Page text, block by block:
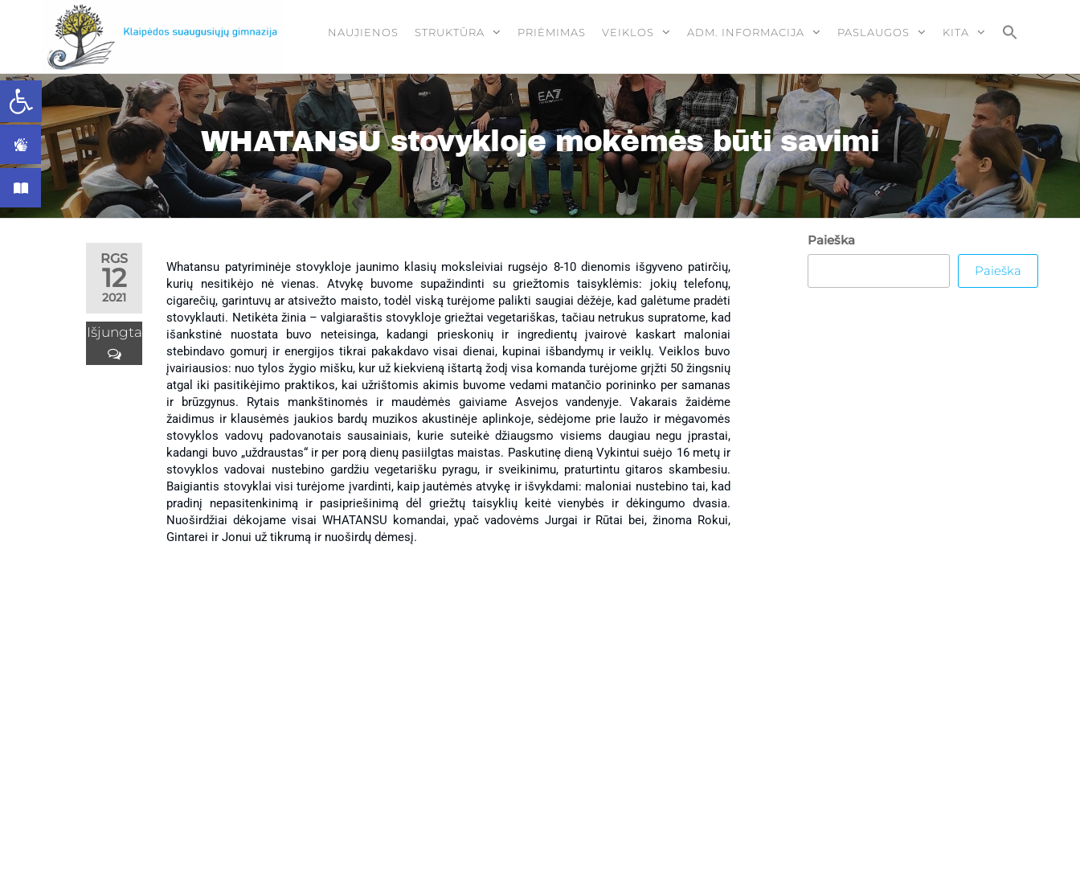
Open toolbar
Klaipėdos
suaugusiųjų
Klaipėdos
suaugusiųjų
gimnazija
NAUJIENOS STRUKTŪRA PRIĖMIMAS VEIKLOS ADM. INFORMACIJA PASLAUGOS KITA
WHATANSU stovykloje mokėmės būti savimi
RGS
12
2021
Išjungta
Whatansu patyriminėje stovykloje jaunimo klasių moksleiviai rugsėjo 8-10 dienomis išgyveno patirčių,
kurių nesitikėjo nė vienas. Atvykę buvome supažindinti su griežtomis taisyklėmis: jokių telefonų,
cigarečių, garintuvų ar atsivežto maisto, todėl viską turėjome palikti saugiai dėžėje, kad galėtume pradėti
stovyklauti. Netikėta žinia – valgiaraštis stovykloje griežtai vegetariškas, tačiau netrukus supratome, kad
išankstinė nuostata buvo neteisinga, kadangi prieskonių ir ingredientų įvairovė kaskart maloniai
stebindavo gomurį ir energijos tikrai pakakdavo visai dienai, kupinai išbandymų ir veiklų. Veiklos buvo
įvairiausios: nuo tylos žygio mišku, kur už kiekvieną ištartą žodį visa komanda turėjome grįžti 50 žingsnių
atgal iki pasitikėjimo praktikos, kai užrištomis akimis buvome vedami matančio porininko per samanas
ir brūzgynus. Rytais mankštinomės ir maudėmės gaiviame Asvejos vandenyje. Vakarais žaidėme
žaidimus ir klausėmės jaukios bardų muzikos akustinėje aplinkoje, sėdėjome prie laužo ir mėgavomės
stovyklos vadovų padovanotais sausainiais, kurie suteikė džiaugsmo visiems daugiau negu įprastai,
kadangi buvo „uždraustas“ ir per porą dienų pasiilgtas maistas. Paskutinę dieną Vykintui suėjo 16 metų ir
stovyklos vadovai nustebino gardžiu vegetarišku pyragu, ir sveikinimu, praturtintu gitaros skambesiu.
Baigiantis stovyklai visi turėjome įvardinti, kaip jautėmės atvykę ir išvykdami: maloniai nustebino tai, kad
pradinį nepasitenkinimą ir pasipriešinimą dėl griežtų taisyklių keitė vienybės ir dėkingumo dvasia.
Nuoširdžiai dėkojame visai WHATANSU komandai, ypač vadovėms Jurgai ir Rūtai bei, žinoma Rokui,
Gintarei ir Jonui už tikrumą ir nuoširdų dėmesį.
Paieška
Paieška